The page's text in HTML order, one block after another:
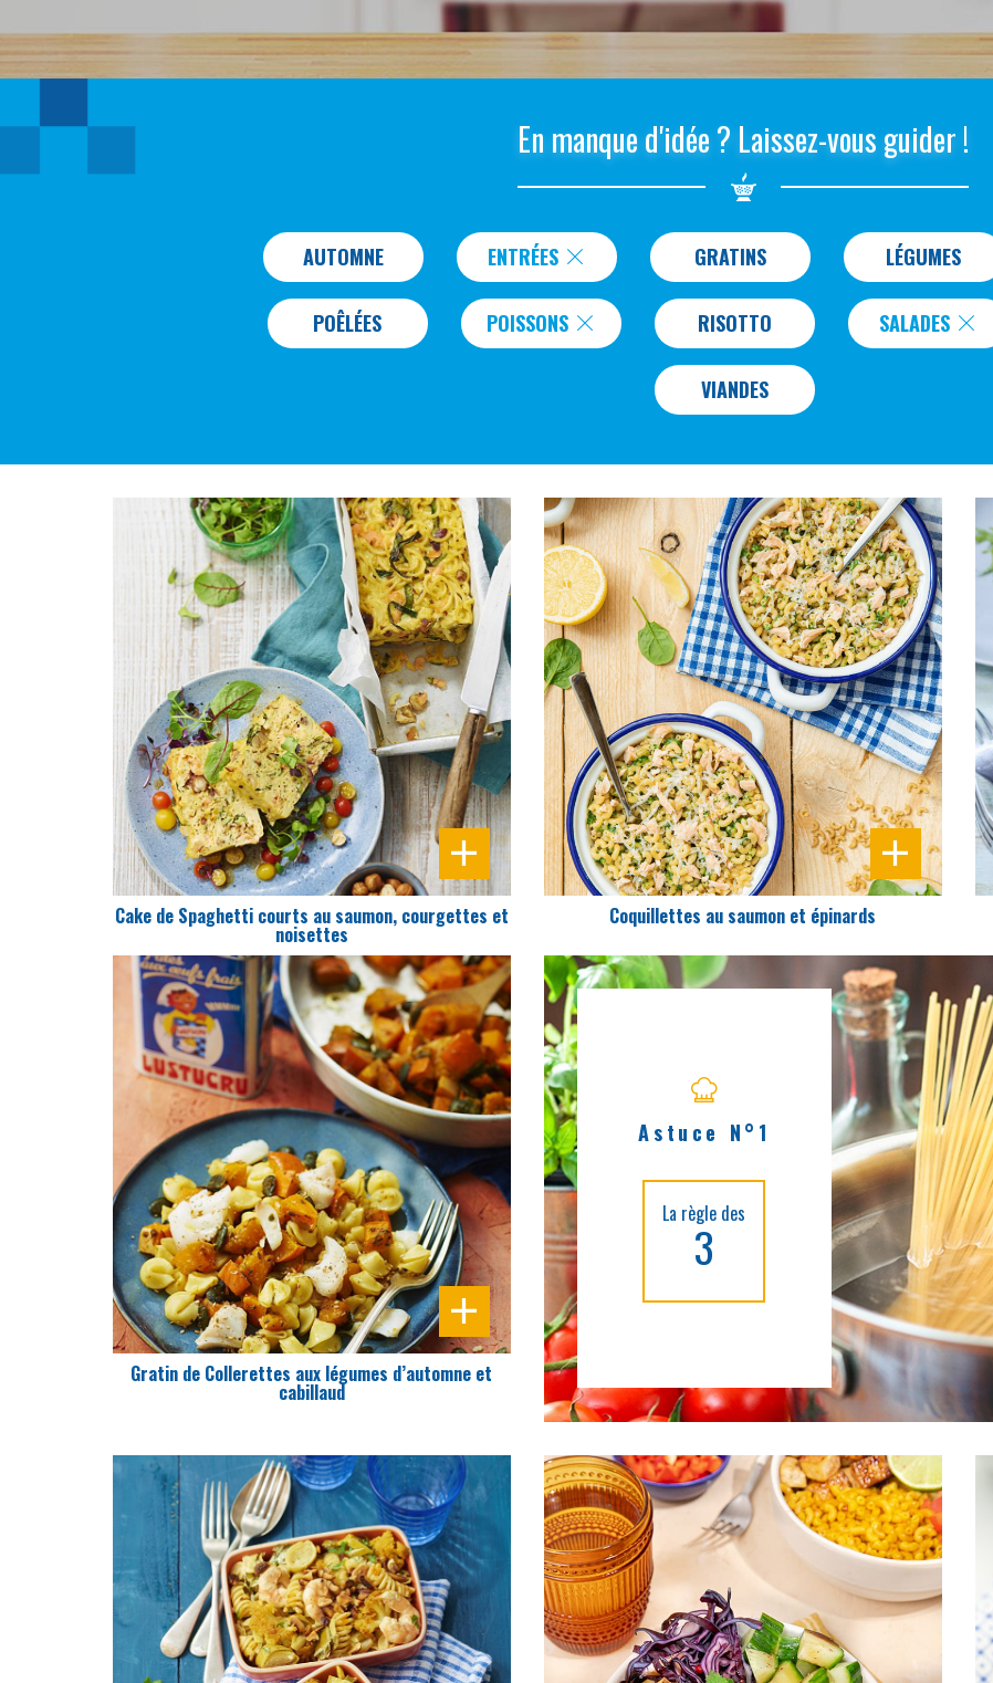
En manque d'idée ? Laissez-vous guider !
AUTOMNE ENTRÉES GRATINS LÉGUMES
POÊLÉES POISSONS RISOTTO SALADES
VIANDES
DIFFICULTÉ
PRÉPARATION
15 Min
Cake de Spaghetti courts au saumon, courgettes et
noisettes
DIFFICULTÉ
PRÉPARATION
20 Min
Coquillettes au saumon et épinards
DIFFICULTÉ
PRÉPARATION
10 Min
Gratin de Collerettes aux légumes d’automne et
cabillaud
Astuce N°1
La règle des
3
DIFFICULTÉ DIFFICULTÉ